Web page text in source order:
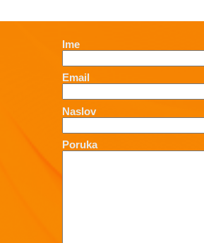
Ime
Email
Naslov
Poruka